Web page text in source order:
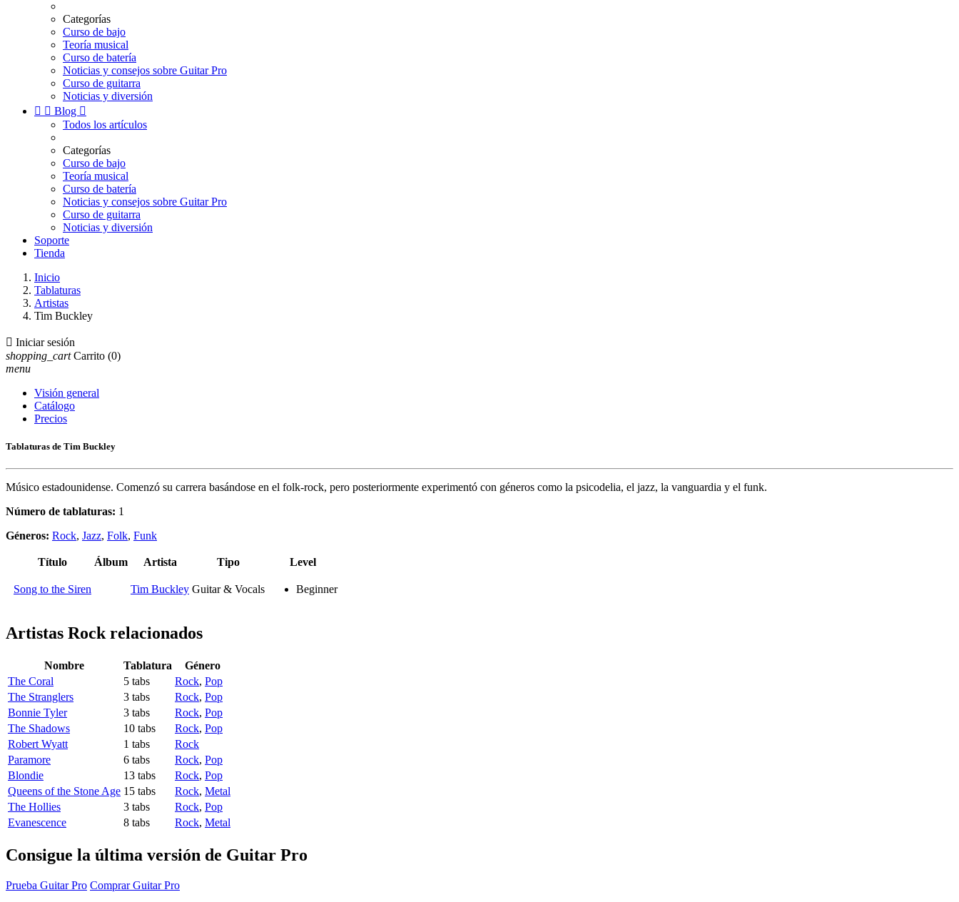
Categorías
Curso de bajo
Teoría musical
Curso de batería
Noticias y consejos sobre Guitar Pro
Curso de guitarra
Noticias y diversión
  Blog 
Todos los artículos
Categorías
Curso de bajo
Teoría musical
Curso de batería
Noticias y consejos sobre Guitar Pro
Curso de guitarra
Noticias y diversión
Soporte
Tienda
Inicio
Tablaturas
Artistas
Tim Buckley
 Iniciar sesión
shopping_cart Carrito (0)
menu
Visión general
Catálogo
Precios
Tablaturas de Tim Buckley
Músico estadounidense. Comenzó su carrera basándose en el folk-rock, pero posteriormente experimentó con géneros como la psicodelia, el jazz, la vanguardia y el funk.
Número de tablaturas: 1
Géneros: Rock, Jazz, Folk, Funk
Título Álbum Artista Tipo Level
Song to the Siren Tim Buckley Guitar & Vocals Beginner
Artistas Rockrelacionados
Nombre Tablatura
Género
The Coral
5 tabs Rock, Pop
The Stranglers
3 tabs Rock, Pop
Bonnie Tyler
3 tabs Rock, Pop
The Shadows
10 tabs Rock, Pop
Robert Wyatt
1 tabs
Rock
Paramore
6 tabs Rock, Pop
Blondie
13 tabs Rock, Pop
Queens of the Stone Age 15 tabs Rock, Metal
The Hollies
3 tabs Rock, Pop
Evanescence
8 tabs Rock, Metal
Consigue la última versión de Guitar Pro
Prueba Guitar Pro Comprar Guitar Pro